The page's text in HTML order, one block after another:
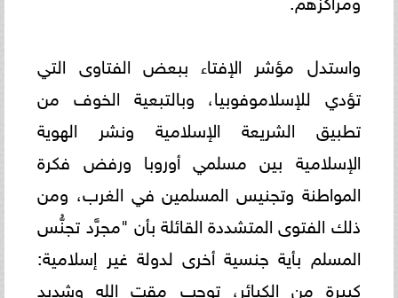
واستدل مؤشر الإفتاء ببعض الفتاوى التي
تؤدي للإسلاموفوبيا، وبالتبعية الخوف من
تطبيق الشريعة الإسلامية ونشر الهوية
الإسلامية بين مسلمي أوروبا ورفض فكرة
المواطنة وتجنيس المسلمين في الغرب، ومن
ذلك الفتوى المتشددة القائلة بأن "مجرَّد تجنُّس
المسلم بأية جنسية أخرى لدولة غير إسلامية:
كبيرة من الكبائر، توجب مقت الله وشديد